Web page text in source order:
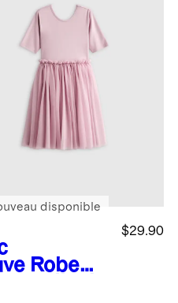
Robe
$29.90
disponible